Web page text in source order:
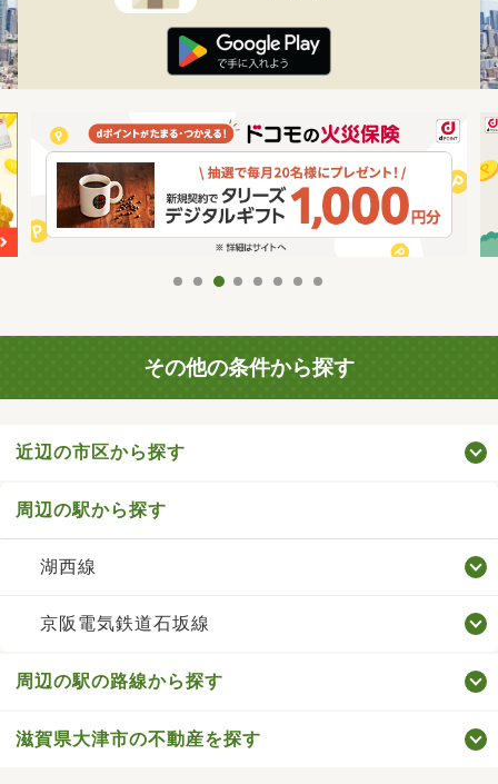
その他の条件から探す
近辺の市区から探す
周辺の駅から探す
湖西線
京阪電気鉄道石坂線
周辺の駅の路線から探す
滋賀県大津市の不動産を探す